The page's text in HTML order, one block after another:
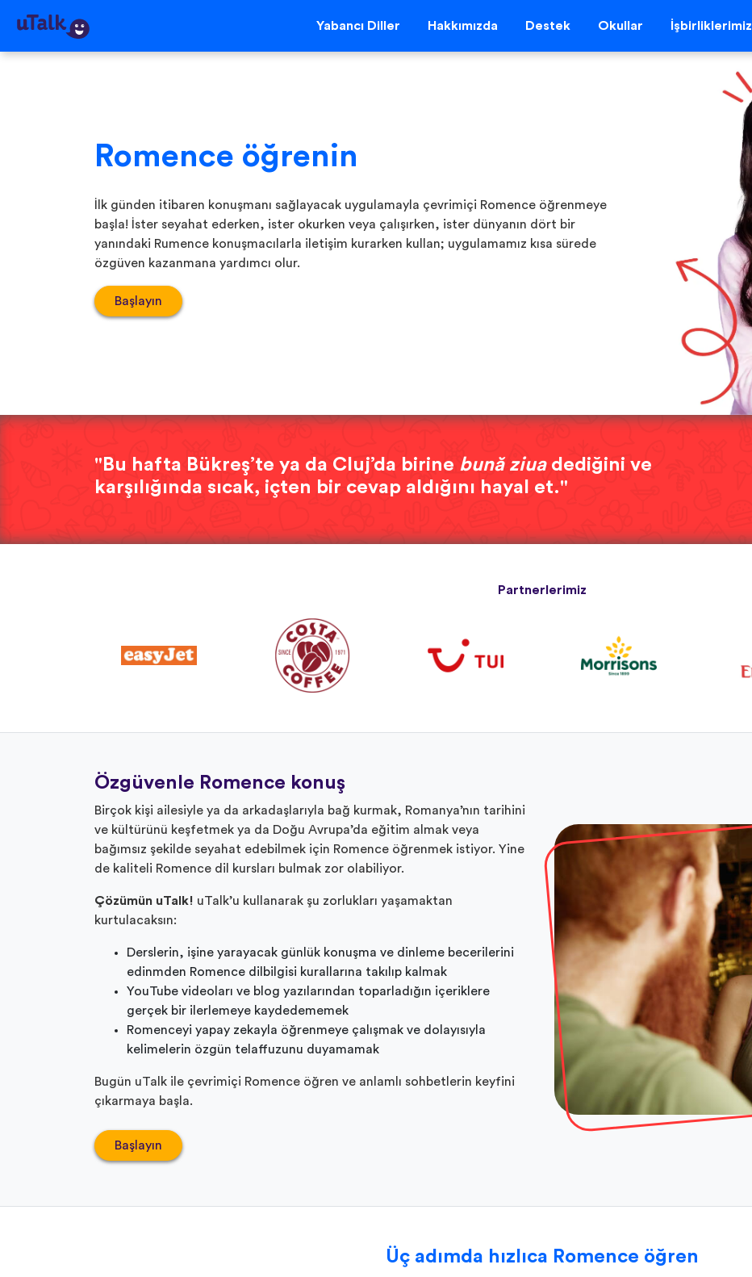
Yabancı Diller Hakkımızda Destek Okullar İşbirliklerimiz
Romence öğrenin
İlk günden itibaren konuşmanı sağlayacak uygulamayla çevrimiçi Romence öğrenmeye
başla! İster seyahat ederken, ister okurken veya çalışırken, ister dünyanın dört bir
yanındaki Rumence konuşmacılarla iletişim kurarken kullan; uygulamamız kısa sürede
özgüven kazanmana yardımcı olur.
Başlayın
"Bu hafta Bükreş’te ya da Cluj’da birine bună ziua dediğini ve
karşılığında sıcak, içten bir cevap aldığını hayal et."
Partnerlerimiz
Özgüvenle Romence konuş
Birçok kişi ailesiyle ya da arkadaşlarıyla bağ kurmak, Romanya’nın tarihini
ve kültürünü keşfetmek ya da Doğu Avrupa’da eğitim almak veya
bağımsız şekilde seyahat edebilmek için Romence öğrenmek istiyor. Yine
de kaliteli Romence dil kursları bulmak zor olabiliyor.
Çözümün uTalk! uTalk’u kullanarak şu zorlukları yaşamaktan
kurtulacaksın:
Derslerin, işine yarayacak günlük konuşma ve dinleme becerilerini
edinmden Romence dilbilgisi kurallarına takılıp kalmak
YouTube videoları ve blog yazılarından toparladığın içeriklere
gerçek bir ilerlemeye kaydedememek
Romenceyi yapay zekayla öğrenmeye çalışmak ve dolayısıyla
kelimelerin özgün telaffuzunu duyamamak
Bugün uTalk ile çevrimiçi Romence öğren ve anlamlı sohbetlerin keyfini
çıkarmaya başla.
Başlayın
Üç adımda hızlıca Romence öğren